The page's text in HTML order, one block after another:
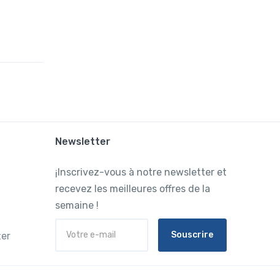
Newsletter
¡Inscrivez-vous à notre newsletter et
recevez les meilleures offres de la
semaine !
Souscrire